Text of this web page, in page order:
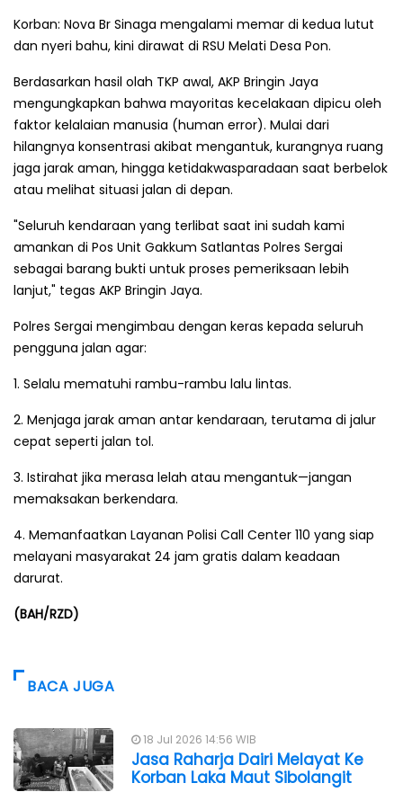
Korban: Nova Br Sinaga mengalami memar di kedua lutut
dan nyeri bahu, kini dirawat di RSU Melati Desa Pon.
Berdasarkan hasil olah TKP awal, AKP Bringin Jaya
mengungkapkan bahwa mayoritas kecelakaan dipicu oleh
faktor kelalaian manusia (human error). Mulai dari
hilangnya konsentrasi akibat mengantuk, kurangnya ruang
jaga jarak aman, hingga ketidakwasparadaan saat berbelok
atau melihat situasi jalan di depan.
"Seluruh kendaraan yang terlibat saat ini sudah kami
amankan di Pos Unit Gakkum Satlantas Polres Sergai
sebagai barang bukti untuk proses pemeriksaan lebih
lanjut," tegas AKP Bringin Jaya.
Polres Sergai mengimbau dengan keras kepada seluruh
pengguna jalan agar:
1. Selalu mematuhi rambu-rambu lalu lintas.
2. Menjaga jarak aman antar kendaraan, terutama di jalur
cepat seperti jalan tol.
3. Istirahat jika merasa lelah atau mengantuk—jangan
memaksakan berkendara.
4. Memanfaatkan Layanan Polisi Call Center 110 yang siap
melayani masyarakat 24 jam gratis dalam keadaan
darurat.
(BAH/RZD)
BACA JUGA
18 Jul 2026 14:56 WIB
Jasa Raharja Dairi Melayat Ke
Korban Laka Maut Sibolangit